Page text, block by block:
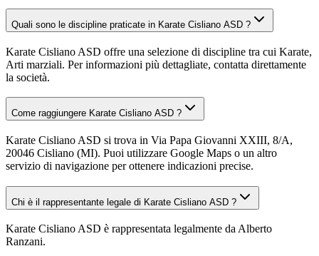
Quali sono le discipline praticate in Karate Cisliano ASD ?
Karate Cisliano ASD offre una selezione di discipline tra cui Karate,
Arti marziali. Per informazioni più dettagliate, contatta direttamente
la società.
Come raggiungere Karate Cisliano ASD ?
Karate Cisliano ASD si trova in Via Papa Giovanni XXIII, 8/A,
20046 Cisliano (MI). Puoi utilizzare Google Maps o un altro
servizio di navigazione per ottenere indicazioni precise.
Chi è il rappresentante legale di Karate Cisliano ASD ?
Karate Cisliano ASD è rappresentata legalmente da Alberto
Ranzani.